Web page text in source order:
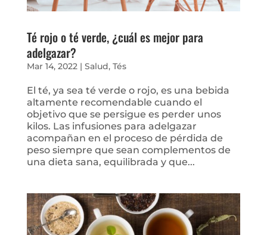
Té rojo o té verde, ¿cuál es mejor para
adelgazar?
Mar 14, 2022| Salud, Tés
El té, ya sea té verde o rojo, es una bebida
altamente recomendable cuando el
objetivo que se persigue es perder unos
kilos. Las infusiones para adelgazar
acompañan en el proceso de pérdida de
peso siempre que sean complementos de
una dieta sana, equilibrada y que...